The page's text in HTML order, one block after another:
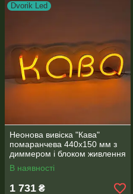
Dvorik Led
Неонова вивіска "Кава"
помаранчева 440х150 мм з
диммером і блоком живлення
В наявності
1 731 ₴